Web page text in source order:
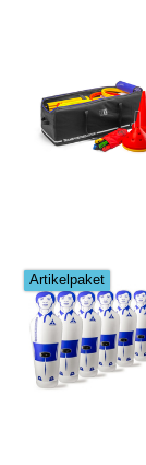
Artikelpaket